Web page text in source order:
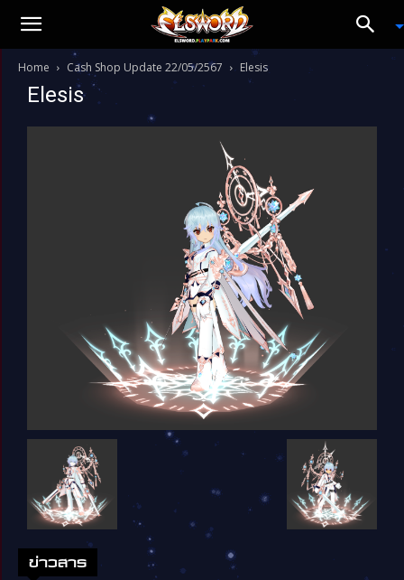
Home Cash Shop Update 22/05/2567 Elesis
Elesis
ข่าวสาร